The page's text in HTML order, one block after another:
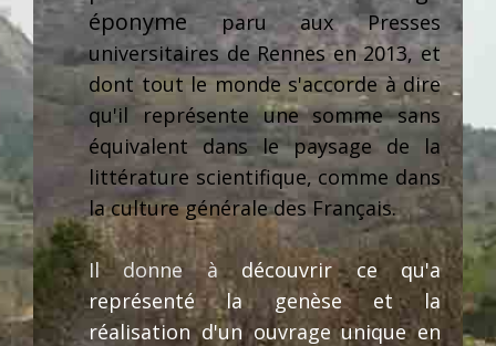
éponymeparu aux Presses
universitaires de Rennes en 2013, et
dont tout le monde s'accorde à dire
qu'il représente une somme sans
équivalentdans le paysage de la
littérature scientifique, comme dans
la culture générale des Français.
Il donne à découvrir ce qu'a
représenté la genèse et la
réalisation d'un ouvrage unique en